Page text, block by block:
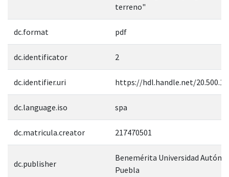
terreno"
dc.format pdf
dc.identificator 2
dc.identifier.uri https://hdl.handle.net/
dc.language.iso spa
dc.matricula.creator 217470501
dc.publisher
Benemérita Universidad
Puebla